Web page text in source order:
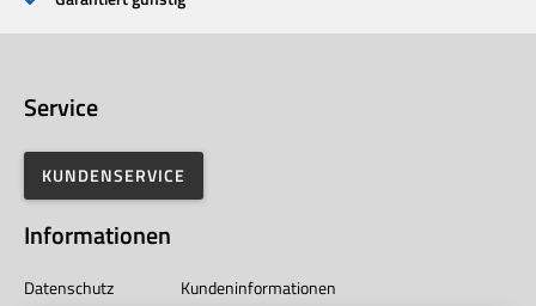
Service
KUNDENSERVICE
Informationen
Datenschutz
Kundeninformationen